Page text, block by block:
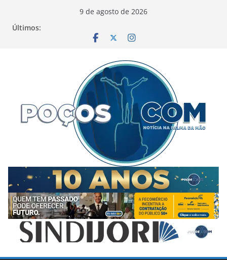
9 de agosto de 2026
Últimos: